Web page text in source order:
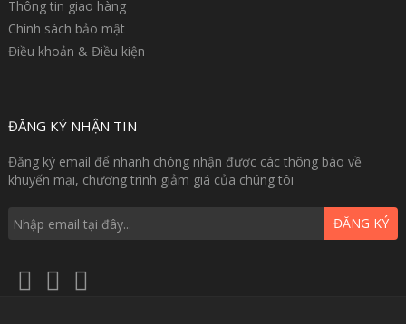
Thông tin giao hàng
Chính sách bảo mật
Điều khoản & Điều kiện
ĐĂNG KÝ NHẬN TIN
Đăng ký email để nhanh chóng nhận được các thông báo về
khuyến mại, chương trình giảm giá của chúng tôi
ĐĂNG KÝ